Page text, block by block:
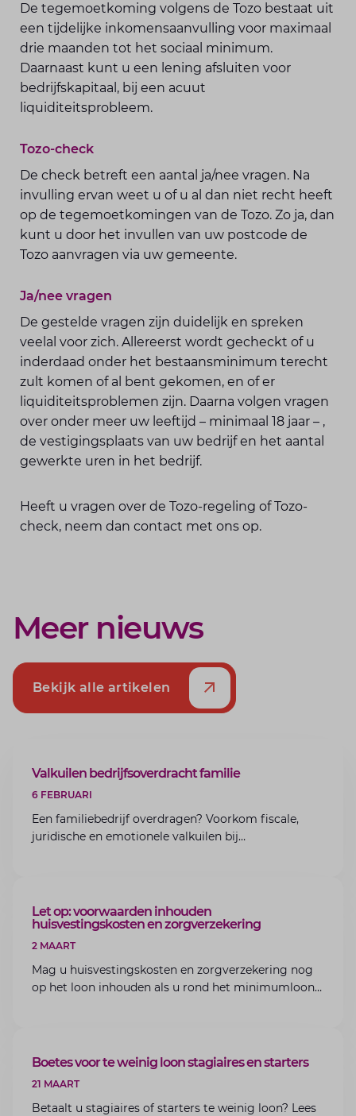
De tegemoetkoming volgens de Tozo bestaat uit
een tijdelijke inkomensaanvulling voor maximaal
drie maanden tot het sociaal minimum.
Daarnaast kunt u een lening afsluiten voor
bedrijfskapitaal, bij een acuut
liquiditeitsprobleem.
Tozo-check
De check betreft een aantal ja/nee vragen. Na
invulling ervan weet u of u al dan niet recht heeft
op de tegemoetkomingen van de Tozo. Zo ja, dan
kunt u door het invullen van uw postcode de
Tozo aanvragen via uw gemeente.
Ja/nee vragen
De gestelde vragen zijn duidelijk en spreken
veelal voor zich. Allereerst wordt gecheckt of u
inderdaad onder het bestaansminimum terecht
zult komen of al bent gekomen, en of er
liquiditeitsproblemen zijn. Daarna volgen vragen
over onder meer uw leeftijd – minimaal 18 jaar – ,
de vestigingsplaats van uw bedrijf en het aantal
gewerkte uren in het bedrijf.
Heeft u vragen over de Tozo-regeling of Tozo-
check, neem dan contact met ons op.
Meer nieuws
Bekijk alle artikelen
ARTIKEL
Valkuilen bedrijfsoverdracht familie
6 FEBRUARI
Een familiebedrijf overdragen? Voorkom fiscale,
juridische en emotionele valkuilen bij
ARTIKEL
Let op: voorwaarden inhouden
huisvestingskosten en zorgverzekering
2 MAART
Mag u huisvestingskosten en zorgverzekering nog
op het loon inhouden als u rond het minimumloon
ARTIKEL
Boetes voor te weinig loon stagiaires en starters
21 MAART
Betaalt u stagiaires of starters te weinig loon? Lees